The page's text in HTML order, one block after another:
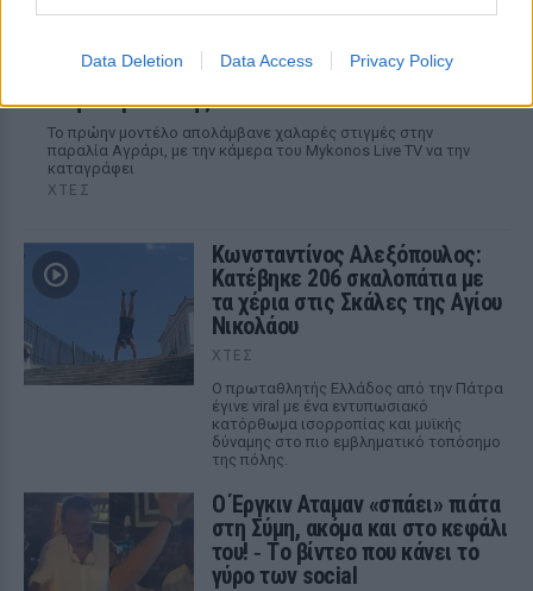
Data Deletion Data Access Privacy Policy
Εύη Βατίδου: Αναψε φωτιές με κόκκινο μπικίνι
στην παραλία της Μυκόνου
Το πρώην μοντέλο απολάμβανε χαλαρές στιγμές στην
παραλία Αγράρι, με την κάμερα του Mykonos Live TV να την
καταγράφει
ΧΤΕΣ
Κωνσταντίνος Αλεξόπουλος:
Κατέβηκε 206 σκαλοπάτια με
τα χέρια στις Σκάλες της Αγίου
Νικολάου
ΧΤΕΣ
Ο πρωταθλητής Ελλάδος από την Πάτρα
έγινε viral με ένα εντυπωσιακό
κατόρθωμα ισορροπίας και μυϊκής
δύναμης στο πιο εμβληματικό τοπόσημο
της πόλης.
Ο Έργκιν Αταμαν «σπάει» πιάτα
στη Σύμη, ακόμα και στο κεφάλι
του! ‑ Tο βίντεο που κάνει το
γύρο των social